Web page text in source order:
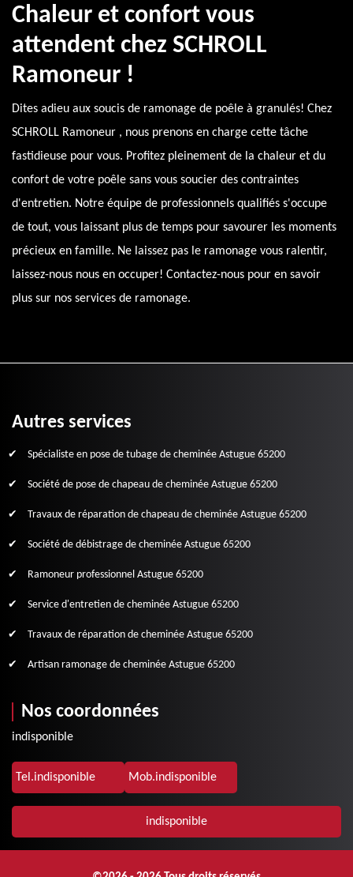
Chaleur et confort vous
attendent chez SCHROLL
Ramoneur !
Dites adieu aux soucis de ramonage de poêle à granulés! Chez
SCHROLL Ramoneur , nous prenons en charge cette tâche
fastidieuse pour vous. Profitez pleinement de la chaleur et du
confort de votre poêle sans vous soucier des contraintes
d'entretien. Notre équipe de professionnels qualifiés s'occupe
de tout, vous laissant plus de temps pour savourer les moments
précieux en famille. Ne laissez pas le ramonage vous ralentir,
laissez-nous nous en occuper! Contactez-nous pour en savoir
plus sur nos services de ramonage.
Autres services
Spécialiste en pose de tubage de cheminée Astugue 65200
Société de pose de chapeau de cheminée Astugue 65200
Travaux de réparation de chapeau de cheminée Astugue 65200
Société de débistrage de cheminée Astugue 65200
Ramoneur professionnel Astugue 65200
Service d'entretien de cheminée Astugue 65200
Travaux de réparation de cheminée Astugue 65200
Artisan ramonage de cheminée Astugue 65200
Nos coordonnées
indisponible
Tel.indisponible Mob.indisponible
indisponible